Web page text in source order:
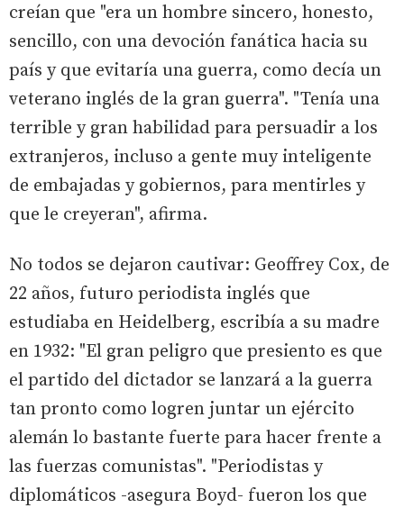
creían que "era un hombre sincero, honesto,
sencillo, con una devoción fanática hacia su
país y que evitaría una guerra, como decía un
veterano inglés de la gran guerra". "Tenía una
terrible y gran habilidad para persuadir a los
extranjeros, incluso a gente muy inteligente
de embajadas y gobiernos, para mentirles y
que le creyeran", afirma.
No todos se dejaron cautivar: Geoffrey Cox, de
22 años, futuro periodista inglés que
estudiaba en Heidelberg, escribía a su madre
en 1932: "El gran peligro que presiento es que
el partido del dictador se lanzará a la guerra
tan pronto como logren juntar un ejército
alemán lo bastante fuerte para hacer frente a
las fuerzas comunistas". "Periodistas y
diplomáticos -asegura Boyd- fueron los que